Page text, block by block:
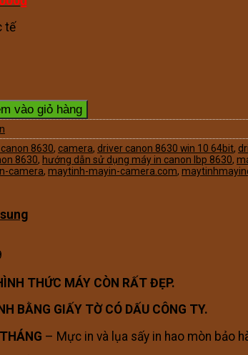
hiện
tế
LBP 8630 IN MẠNG số lượng
vào giỏ hàng
8630, camera, driver canon 8630 win 10 64bit,
8630, hướng dẫn sử dụng máy in canon lbp 8630,
camera, maytinh-mayin-camera.com,
THỨC MÁY CÒN RẤT ĐẸP.
BẰNG GIẤY TỜ CÓ DẤU CÔNG TY.
– Mực in và lụa sấy in hao mòn bảo